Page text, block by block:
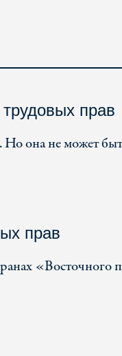
прав
Но она не может
прав
«Восточного